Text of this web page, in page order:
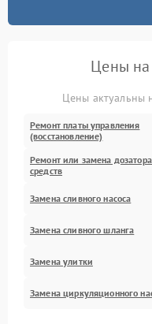
Цены на
Цены актуальны
Ремонт платы управления
(восстановление)
Ремонт или замена
средств
Замена сливного насоса
Замена сливного шланга
Замена улитки
Замена циркуляционного